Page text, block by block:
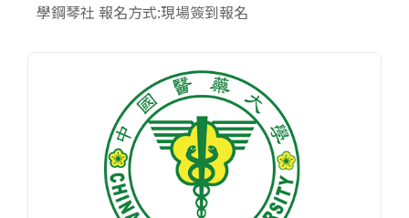
學鋼琴社 報名方式:現場簽到報名